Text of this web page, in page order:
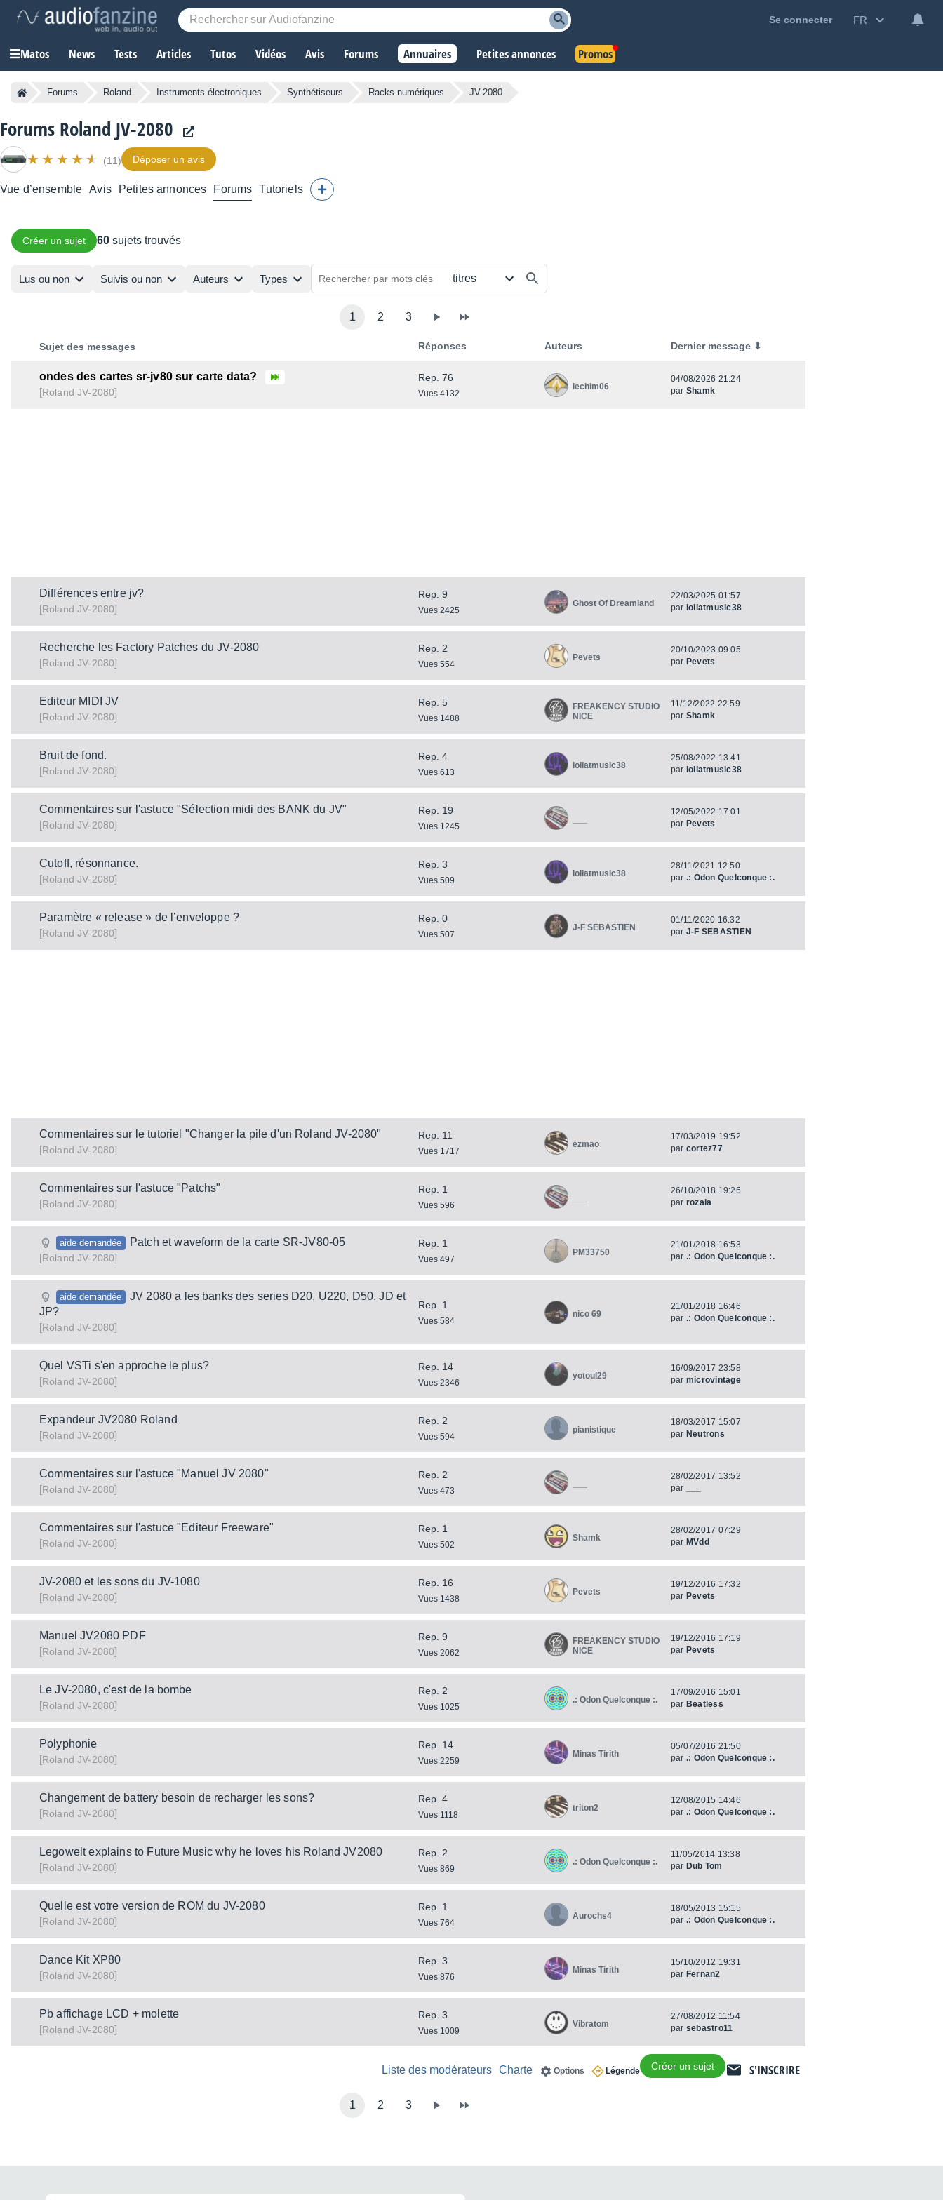
Se connecter FR
Matos News Tests Articles Tutos Vidéos Avis Forums Annuaires Petites annonces Promos
Forums Roland Instruments électroniques Synthétiseurs Racks numériques JV-2080
Forums Roland JV-2080
(11) Déposer un avis
Vue d’ensemble Avis Petites annonces Forums Tutoriels
Créer un sujet 60 sujets trouvés
Lus ou non Suivis ou non Auteurs Types
1 2 3
Sujet des messages Réponses Auteurs Dernier message ⬇
ondes des cartes sr-jv80 sur carte data?
[Roland JV-2080]
Rep. 76
Vues 4132
lechim06
04/08/2026 21:24
par Shamk
Différences entre jv?
[Roland JV-2080]
Rep. 9
Vues 2425
Ghost Of Dreamland
22/03/2025 01:57
par loliatmusic38
Recherche les Factory Patches du JV-2080
[Roland JV-2080]
Rep. 2
Vues 554
Pevets
20/10/2023 09:05
par Pevets
Editeur MIDI JV
[Roland JV-2080]
Rep. 5
Vues 1488
FREAKENCY STUDIO
NICE
11/12/2022 22:59
par Shamk
Bruit de fond.
[Roland JV-2080]
Rep. 4
Vues 613
loliatmusic38
25/08/2022 13:41
par loliatmusic38
Commentaires sur l'astuce "Sélection midi des BANK du JV"
[Roland JV-2080]
Rep. 19
Vues 1245
12/05/2022 17:01
par Pevets
Cutoff, résonnance.
[Roland JV-2080]
Rep. 3
Vues 509
loliatmusic38
28/11/2021 12:50
par .: Odon Quelconque :.
Paramètre « release » de l’enveloppe ?
[Roland JV-2080]
Rep. 0
Vues 507
J-F SEBASTIEN
01/11/2020 16:32
par J-F SEBASTIEN
Commentaires sur le tutoriel "Changer la pile d'un Roland JV-2080"
[Roland JV-2080]
Rep. 11
Vues 1717
ezmao
17/03/2019 19:52
par cortez77
Commentaires sur l'astuce "Patchs"
[Roland JV-2080]
Rep. 1
Vues 596
26/10/2018 19:26
par rozala
aide demandée
Patch et waveform de la carte SR-JV80-05
[Roland JV-2080]
Rep. 1
Vues 497
PM33750
21/01/2018 16:53
par .: Odon Quelconque :.
aide demandée
JV 2080 a les banks des series D20, U220, D50, JD et
JP?
[Roland JV-2080]
Rep. 1
Vues 584
nico 69
21/01/2018 16:46
par .: Odon Quelconque :.
Quel VSTi s'en approche le plus?
[Roland JV-2080]
Rep. 14
Vues 2346
yotoul29
16/09/2017 23:58
par microvintage
Expandeur JV2080 Roland
[Roland JV-2080]
Rep. 2
Vues 594
pianistique
18/03/2017 15:07
par Neutrons
Commentaires sur l'astuce "Manuel JV 2080"
[Roland JV-2080]
Rep. 2
Vues 473
28/02/2017 13:52
par
Commentaires sur l'astuce "Editeur Freeware"
[Roland JV-2080]
Rep. 1
Vues 502
Shamk
28/02/2017 07:29
par MVdd
JV-2080 et les sons du JV-1080
[Roland JV-2080]
Rep. 16
Vues 1438
Pevets
19/12/2016 17:32
par Pevets
Manuel JV2080 PDF
[Roland JV-2080]
Rep. 9
Vues 2062
FREAKENCY STUDIO
NICE
19/12/2016 17:19
par Pevets
Le JV-2080, c'est de la bombe
[Roland JV-2080]
Rep. 2
Vues 1025
.: Odon Quelconque :.
17/09/2016 15:01
par Beatless
Polyphonie
[Roland JV-2080]
Rep. 14
Vues 2259
Minas Tirith
05/07/2016 21:50
par .: Odon Quelconque :.
Changement de battery besoin de recharger les sons?
[Roland JV-2080]
Rep. 4
Vues 1118
triton2
12/08/2015 14:46
par .: Odon Quelconque :.
Legowelt explains to Future Music why he loves his Roland JV2080
[Roland JV-2080]
Rep. 2
Vues 869
.: Odon Quelconque :.
11/05/2014 13:38
par Dub Tom
Quelle est votre version de ROM du JV-2080
[Roland JV-2080]
Rep. 1
Vues 764
Aurochs4
18/05/2013 15:15
par .: Odon Quelconque :.
Dance Kit XP80
[Roland JV-2080]
Rep. 3
Vues 876
Minas Tirith
15/10/2012 19:31
par Fernan2
Pb affichage LCD + molette
[Roland JV-2080]
Rep. 3
Vues 1009
Vibratom
27/08/2012 11:54
par sebastro11
S'INSCRIRE
Créer un sujet
Légende
Options
Charte
Liste des modérateurs
1 2 3